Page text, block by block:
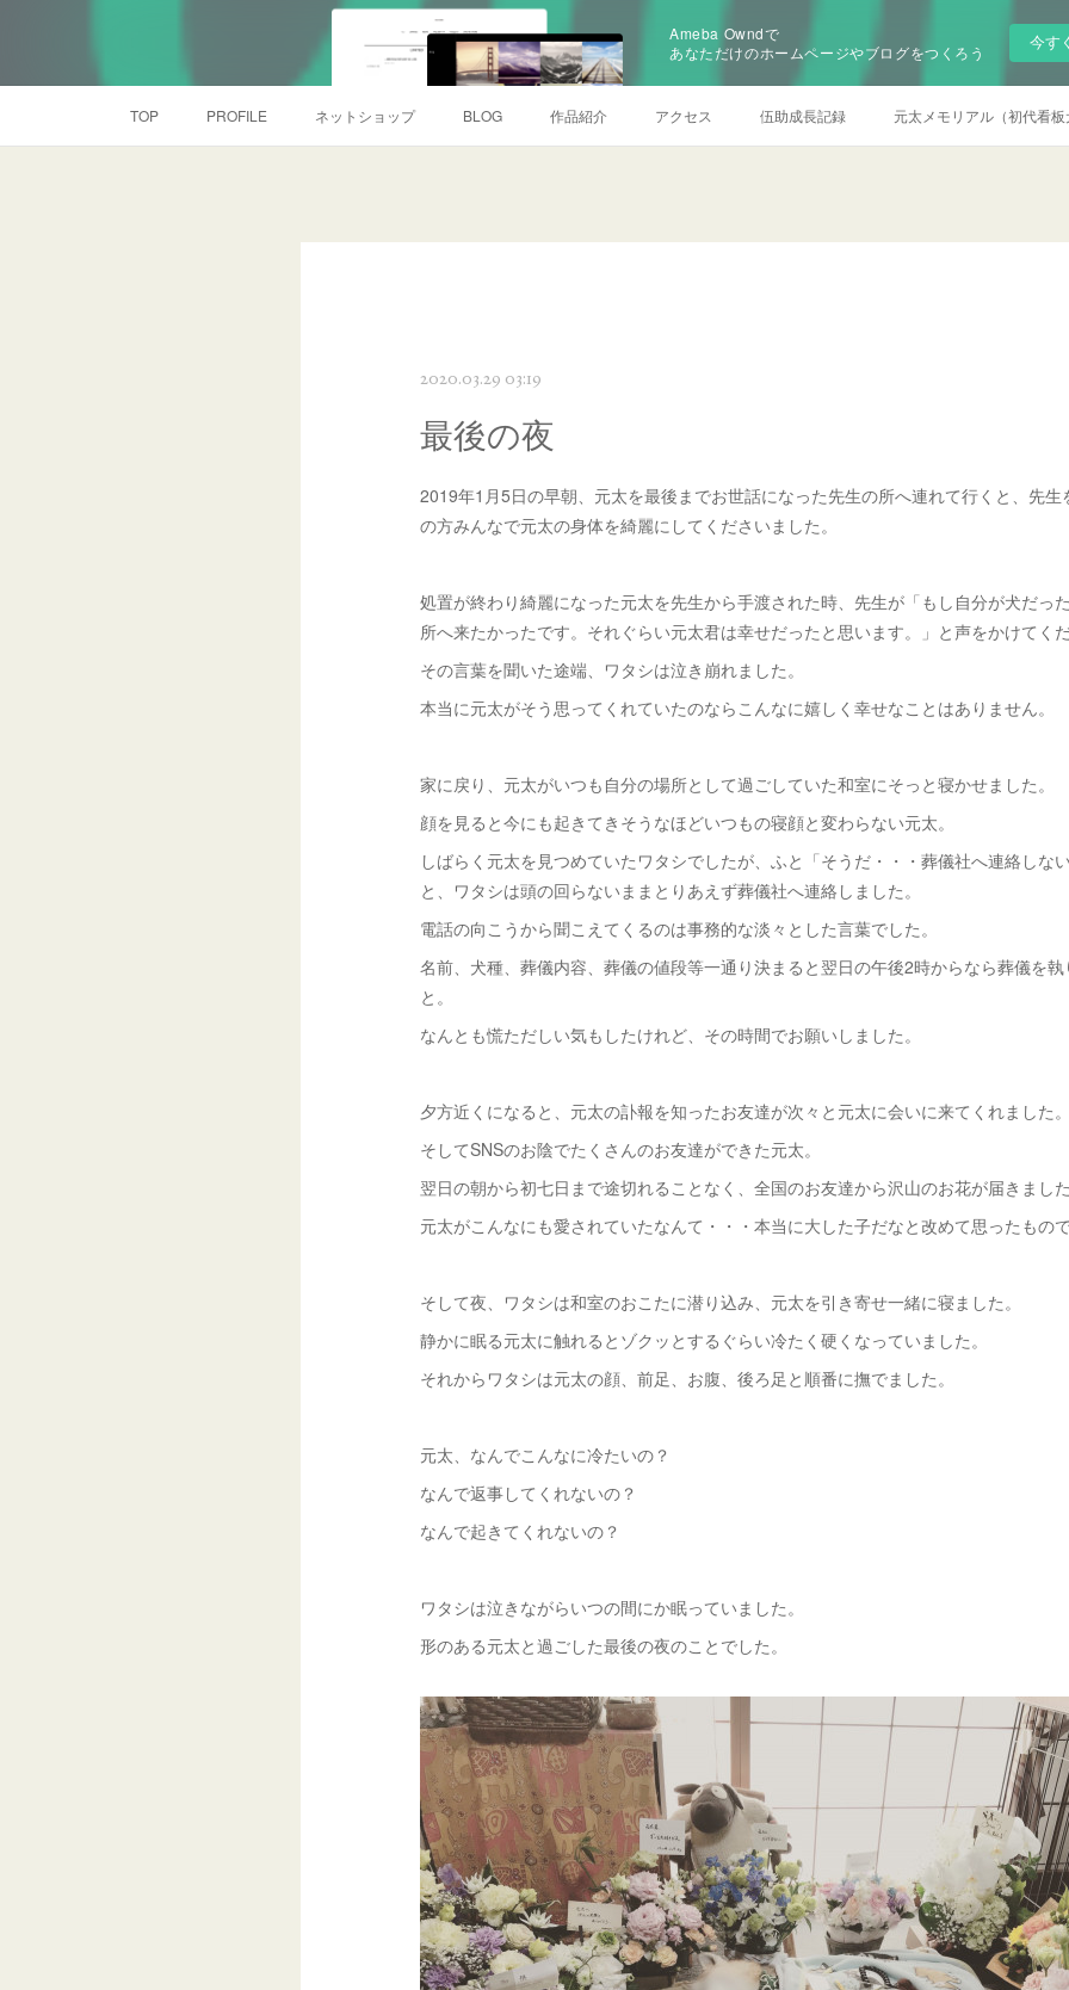
Ameba Owndで
あなただけのホームページやブログをつくろう
今す
TOP PROFILE ネットショップ BLOG 作品紹介 アクセス 伍助成長記録 元太メモリアル（初代看
2020.03.29 03:19
最後の夜
2019年1月5日の早朝、元太を最後までお世話になった先生の所へ連れて行くと、先生
の方みんなで元太の身体を綺麗にしてくださいました。
処置が終わり綺麗になった元太を先生から手渡された時、先生が「もし自分が犬だっ
所へ来たかったです。それぐらい元太君は幸せだったと思います。」と声をかけてく
その言葉を聞いた途端、ワタシは泣き崩れました。
本当に元太がそう思ってくれていたのならこんなに嬉しく幸せなことはありません。
家に戻り、元太がいつも自分の場所として過ごしていた和室にそっと寝かせました。
顔を見ると今にも起きてきそうなほどいつもの寝顔と変わらない元太。
しばらく元太を見つめていたワタシでしたが、ふと「そうだ・・・葬儀社へ連絡しな
と、ワタシは頭の回らないままとりあえず葬儀社へ連絡しました。
電話の向こうから聞こえてくるのは事務的な淡々とした言葉でした。
名前、犬種、葬儀内容、葬儀の値段等一通り決まると 翌日の午後2時からなら葬儀を
と。
なんとも慌ただしい気もしたけれど、その時間でお願いしました。
夕方近くになると、元太の訃報を知ったお友達が次々と元太に会いに来てくれました
そしてSNSのお陰でたくさんのお友達ができた元太。
翌日の朝から初七日まで途切れることなく、全国のお友達から沢山のお花が届きまし
元太がこんなにも愛されていたなんて・・・本当に大した子だなと改めて思ったもの
そして夜、ワタシは和室のおこたに潜り込み、元太を引き寄せ一緒に寝ました。
静かに眠る元太に触れるとゾクッとするぐらい冷たく硬くなっていました。
それからワタシは元太の顔、前足、お腹、後ろ足と順番に撫でました。
元太、なんでこんなに冷たいの？
なんで返事してくれないの？
なんで起きてくれないの？
ワタシは泣きながらいつの間にか眠っていました。
形のある元太と過ごした最後の夜のことでした。